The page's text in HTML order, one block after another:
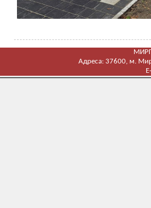
Адреса: 37600, м.